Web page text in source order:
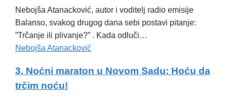
Nebojša Atanacković, autor i voditelj radio emisije
Balanso, svakog drugog dana sebi postavi pitanje:
”Trčanje ili plivanje?” . Kada odluči…
Nebojša Atanacković
3. Noćni maraton u Novom Sadu: Hoću da
trčim noću!